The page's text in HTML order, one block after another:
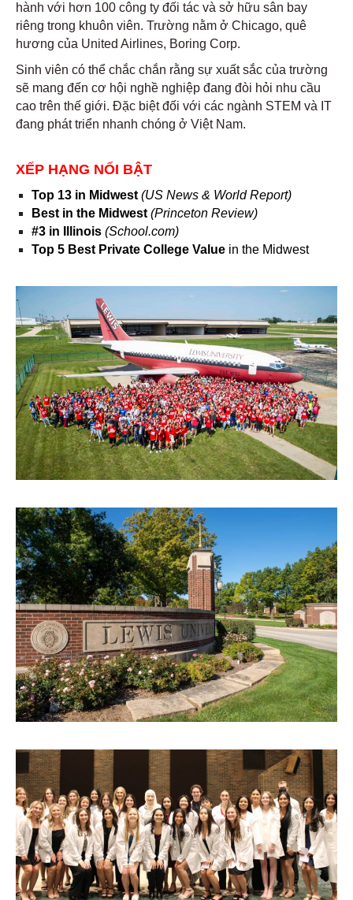
hành với hơn 100 công ty đối tác và sở hữu sân bay
riêng trong khuôn viên. Trường nằm ở Chicago, quê
hương của United Airlines, Boring Corp.
Sinh viên có thể chắc chắn rằng sự xuất sắc của trường
sẽ mang đến cơ hội nghề nghiệp đang đòi hỏi nhu cầu
cao trên thế giới. Đặc biệt đối với các ngành STEM và IT
đang phát triển nhanh chóng ở Việt Nam.
XẾP HẠNG NỔI BẬT
Top 13 in Midwest (US News & World Report)
Best in the Midwest (Princeton Review)
#3 in Illinois (School.com)
Top 5 Best Private College Value in the Midwest